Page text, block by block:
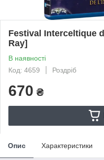
Festival Interceltique
Ray]
В наявності
Код: 4659
Роздріб
670 ₴
Опис Характеристики